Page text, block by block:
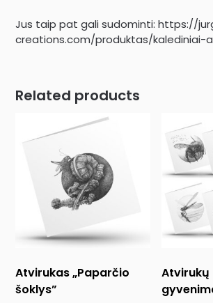
Jus taip pat gali sudominti: https://
creations.com/produktas/kalediniai-
Related products
Atvirukas „Paparčio
šoklys”
Atvirukų